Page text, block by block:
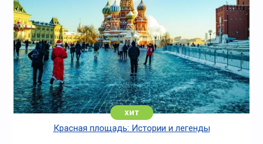
хит
Красная площадь: Истории и легенды